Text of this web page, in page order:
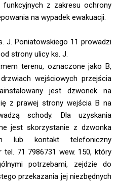
z zakresu ochrony
na wypadek ewakuacji.
J. Poniatowskiego 11 prowadzi
strony ulicy ks. J.
terenu, oznaczone jako B,
wejściowych przejścia
jest dzwonek na
z prawej strony wejścia B na
schody. Dla uzyskania
jest skorzystanie z dzwonka
lub kontakt telefoniczny
71 7986731 wew. 150, który
potrzebami, zejdzie do
przekazania jej niezbędnych